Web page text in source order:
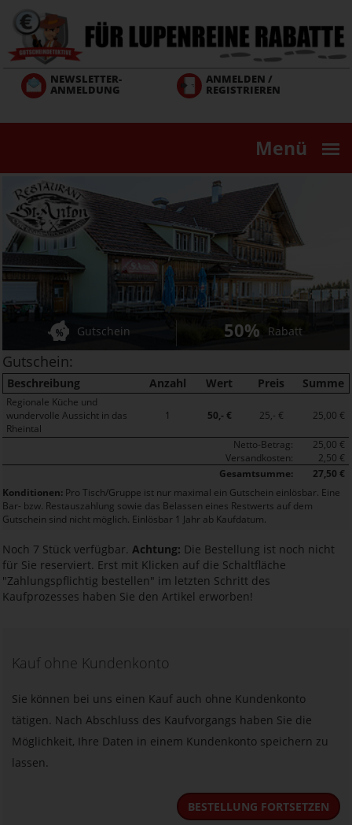
zum
Inhalt
NEWSLETTER-
ANMELDUNG
ANMELDEN /
REGISTRIEREN
Menü
Gutschein 50% Rabatt
Gutschein:
Beschreibung Anzahl Wert Preis Summe
Regionale Küche und
wundervolle Aussicht in das
Rheintal
1 50,- € 25,- € 25,00 €
Netto-Betrag:
25,00 €
Versandkosten:
2,50 €
Gesamtsumme:
27,50 €
Konditionen: Pro Tisch/Gruppe ist nur maximal ein Gutschein einlösbar. Eine
Bar- bzw. Restauszahlung sowie das Belassen eines Restwerts auf dem
Gutschein sind nicht möglich. Einlösbar 1 Jahr ab Kaufdatum.
Noch 7 Stück verfügbar. Achtung: Die Bestellung ist noch nicht
für Sie reserviert. Erst mit Klicken auf die Schaltfläche
"Zahlungspflichtig bestellen" im letzten Schritt des
Kaufprozesses haben Sie den Artikel erworben!
Kauf ohne Kundenkonto
Sie können bei uns einen Kauf auch ohne Kundenkonto
tätigen. Nach Abschluss des Kaufvorgangs haben Sie die
Möglichkeit, Ihre Daten in einem Kundenkonto speichern zu
lassen.
BESTELLUNG FORTSETZEN